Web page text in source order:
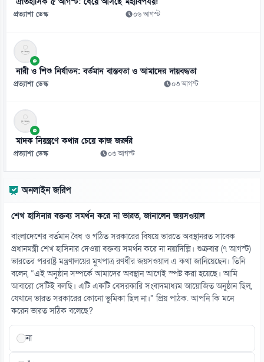
ছুটিতে থাকা ৫৬৫ শ্রমিক জানলেন চাকরি নেই
১১
সিএনজি স্টেশনে গ্যাস সংকট, ভোগান্তি চরমে
০৮ আগস্ট
১২
গ্রিস উপকূলে দুই শতাধিক অভিবাসী উদ্ধার, ৭২ জন বাংলাদেশি
০৮ আগস্ট
০৮ আগস্ট
১৪
দিল্লিতে হাসিনার বক্তব্যে ক্ষুব্ধ জামায়াত, ভারতের সমালোচনা
০৮ আগস্ট
১৫
শেখ হাসিনার বক্তব্য গুরুত্ব দিচ্ছে না সরকার: স্বরাষ্ট্রমন্ত্রী
০৭ আগস্ট
প্রত্যাশা ডেস্ক ০৬ আগস্ট
নারী ও শিশু নির্যাতন: বর্তমান বাস্তবতা ও আমাদের দায়বদ্ধতা
প্রত্যাশা ডেস্ক ০৩ আগস্ট
মাদক নিয়ন্ত্রণে কথার চেয়ে কাজ জরুরি
প্রত্যাশা ডেস্ক ০৩ আগস্ট
অনলাইন জরিপ
শেখ হাসিনার বক্তব্য সমর্থন করে না ভারত, জানালেন জয়সওয়াল
বাংলাদেশের বর্তমান বৈধ ও গঠিত সরকারের বিষয়ে ভারতে অবস্থানরত সাবেক
প্রধানমন্ত্রী শেখ হাসিনার দেওয়া বক্তব্য সমর্থন করে না নয়াদিল্লি। শুক্রবার (৭ আগস্ট)
ভারতের পররাষ্ট্র মন্ত্রণালয়ের মুখপাত্র রণধীর জয়সওয়াল এ কথা জানিয়েছেন। তিনি
বলেন, “এই অনুষ্ঠান সম্পর্কে আমাদের অবস্থান আগেই স্পষ্ট করা হয়েছে। আমি
আবারো সেটিই বলছি। এটি একটি বেসরকারি সংবাদমাধ্যম আয়োজিত অনুষ্ঠান ছিল,
যেখানে ভারত সরকারের কোনো ভূমিকা ছিল না।” প্রিয় পাঠক. আপনি কি মনে
করেন ভারত সঠিক বলেছে?
না